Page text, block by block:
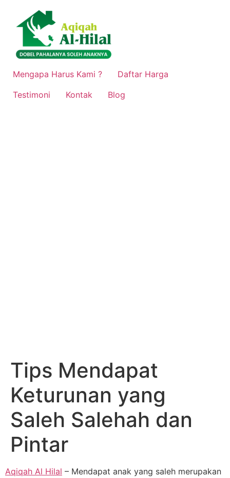
konten
Mengapa Harus Kami ?
Daftar Harga
Testimoni
Kontak Blog
Tips Mendapat
Keturunan yang
Saleh Salehah dan
Pintar
Aqiqah Al Hilal – Mendapat anak yang saleh merupakan